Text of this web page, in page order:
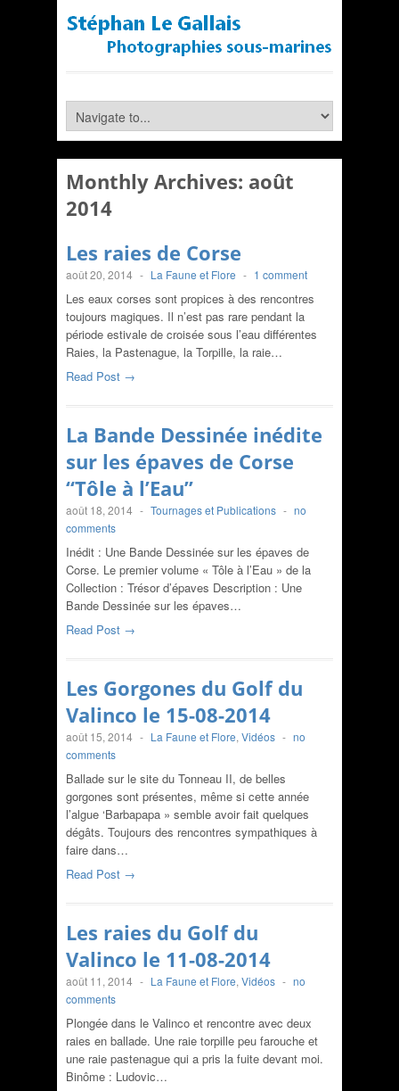
Monthly Archives: août
2014
Les raies de Corse
août 20, 2014 - La Faune et Flore - 1 comment
Les eaux corses sont propices à des rencontres
toujours magiques. Il n’est pas rare pendant la
période estivale de croisée sous l’eau différentes
Raies, la Pastenague, la Torpille, la raie…
Read Post →
La Bande Dessinée inédite
sur les épaves de Corse
“Tôle à l’Eau”
août 18, 2014 - Tournages et Publications - no
comments
Inédit : Une Bande Dessinée sur les épaves de
Corse. Le premier volume « Tôle à l’Eau » de la
Collection : Trésor d’épaves Description : Une
Bande Dessinée sur les épaves…
Read Post →
Les Gorgones du Golf du
Valinco le 15-08-2014
août 15, 2014 - La Faune et Flore, Vidéos - no
comments
Ballade sur le site du Tonneau II, de belles
gorgones sont présentes, même si cette année
l’algue ‘Barbapapa » semble avoir fait quelques
dégâts. Toujours des rencontres sympathiques à
faire dans…
Read Post →
Les raies du Golf du
Valinco le 11-08-2014
août 11, 2014 - La Faune et Flore, Vidéos - no
comments
Plongée dans le Valinco et rencontre avec deux
raies en ballade. Une raie torpille peu farouche et
une raie pastenague qui a pris la fuite devant moi.
Binôme : Ludovic…